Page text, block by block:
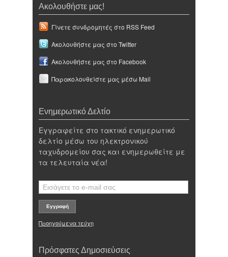
Ακολουθήστε μας!
Γίνετε συνδρομητές στο RSS Feed
Ακολουθήστε μας στο Twitter
Ακολουθήστε μας στο Facebook
Παρακολουθείστε μας μέσω Mail
Ενημερωτικό Δελτίο
Εγγραφείτε στο τακτικό ενημερωτικό
δελτίο μέσω του ηλεκτρονικού
ταχυδρομείου σας και ενημερωθείτε με
τα τελευταία νέα!
Προηγούμενα τεύχη
Πρόσφατες Δημοσιεύσεις